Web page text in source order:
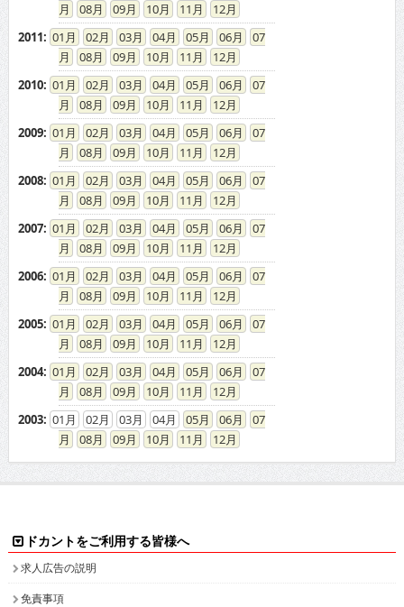
08
09 10 11
12
2011: 01 02 03 04 05 06
07
08
09 10 11
12
2010: 01 02 03 04 05 06
07
08
09 10 11
12
2009: 01 02 03 04 05 06
07
08
09 10 11
12
2008: 01 02 03 04 05 06
07
08
09 10 11
12
2007: 01 02 03 04 05 06
07
08
09 10 11
12
2006: 01 02 03 04 05 06
07
08
09 10 11
12
2005: 01 02 03 04 05 06
07
08
09 10 11
12
2004: 01 02 03 04 05 06
07
08
09 10 11
12
2003: 01 02 03 04 05 06
07
08
09 10 11 12
ドカントをご利用する皆様へ
求人広告の説明
免責事項